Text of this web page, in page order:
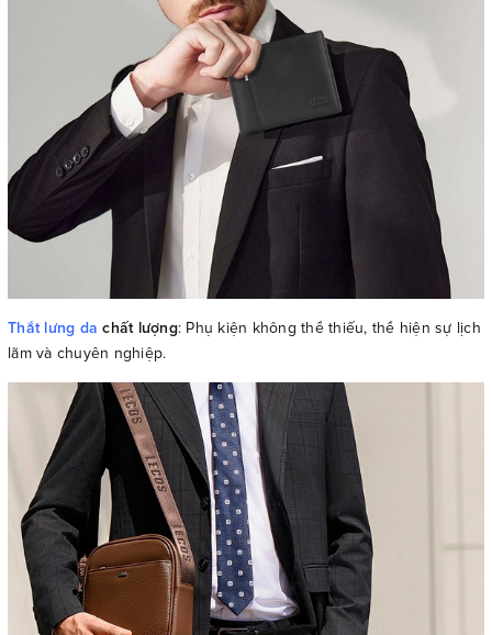
Thắt lưng da chất lượng: Phụ kiện không thể thiếu, thể hiện sự lịch
lãm và chuyên nghiệp.